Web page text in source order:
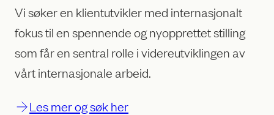
Vi søker en klientutvikler med internasjonalt
fokus til en spennende og nyopprettet stilling
som får en sentral rolle i videreutviklingen av
vårt internasjonale arbeid.
Les mer og søk her